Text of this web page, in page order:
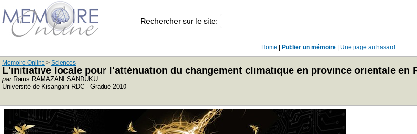
Rechercher sur le site:
Home Publier un mémoire Une page au hasard
Memoire Online > Sciences
L'initiative locale pour l'atténuation du changement climatique en province orientale en
parRams RAMAZANI SANDUKU
Université de Kisangani RDC - Gradué 2010